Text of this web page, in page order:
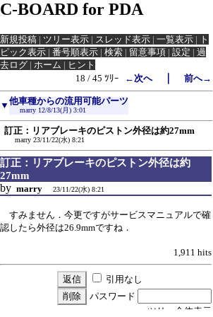
C-BOARD for PDA
新規投稿 | ツリー表示 | スレッド表示 | 一覧表示 | ト
ピック表示 | 番号順表示 | 検索 | 留意事項 | 設定 | 過
去ログ | ホーム | ヒント
18 / 45 ﾂﾘｰ
←次へ｜ 前へ→
▼ 他車種からの流用可能パーツ
marry 12/8/13(月) 3:01
訂正：リアブレーキのピストン外径は約27mm
marry 23/11/22(水) 8:21
訂正：リアブレーキのピストン外径は約
27mm
by marry 23/11/22(水) 8:21
すみません．今更ですがサービスマニュアルで確
認したら外径は26.9mmですね．
1,911 hits
引用なし
パスワード
・ツリー全体表示